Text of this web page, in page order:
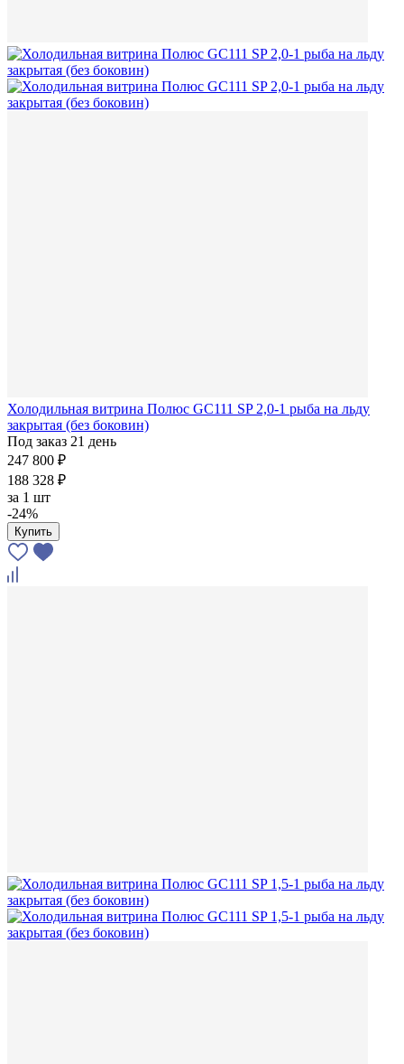
Холодильная витрина Полюс GC111 SP 2,0-1 рыба на льду
закрытая (без боковин)
Под заказ 21 день
247 800 ₽
188 328 ₽
за 1 шт
-24%
Купить